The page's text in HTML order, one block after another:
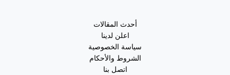
أحدث المقالات
اعلن لدينا
سياسة الخصوصية
الشروط والأحكام
اتصل بنا